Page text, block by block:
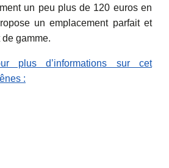
un peu plus de 120 euros en
un emplacement parfait et
gamme.
plus d’informations sur cet
: